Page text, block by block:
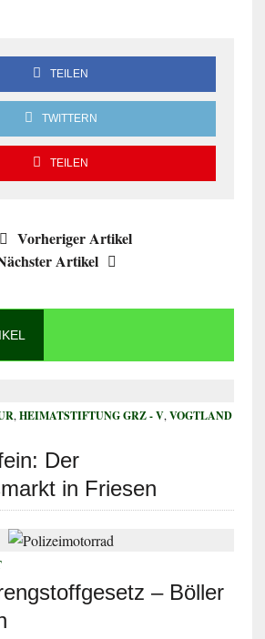
TEILEN
TWITTERN
TEILEN
Vorheriger Artikel
Artikel
, HEIMATSTIFTUNG GRZ - V, VOGTLAND
Der
in Friesen
– Böller